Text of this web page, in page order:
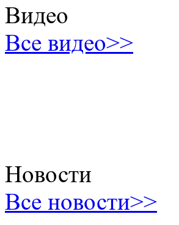
Видео
Все видео>>
Новости
Все новости>>